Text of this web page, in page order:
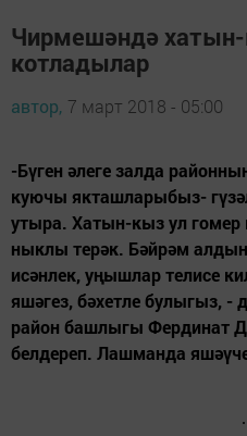
Чирмешәндә
котладылар
автор, 7 март 2018 - 05:00
-Бүген әлеге залда
куючы якташларыбыз-
утыра. Хатын-кыз ул
ныклы терәк. Бәйрәм
исәнлек, уңышлар телисе
яшәгез, бәхетле булыгыз, -
район башлыгы Фердинат
белдереп. Лашманда